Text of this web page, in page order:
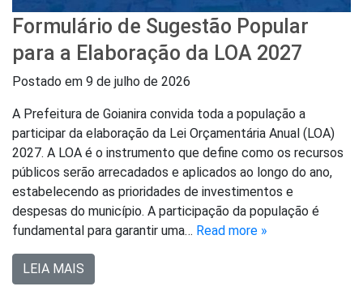
Formulário de Sugestão Popular
para a Elaboração da LOA 2027
Postado em 9 de julho de 2026
A Prefeitura de Goianira convida toda a população a
participar da elaboração da Lei Orçamentária Anual (LOA)
2027. A LOA é o instrumento que define como os recursos
públicos serão arrecadados e aplicados ao longo do ano,
estabelecendo as prioridades de investimentos e
despesas do município. A participação da população é
fundamental para garantir uma… Read more »
LEIA MAIS